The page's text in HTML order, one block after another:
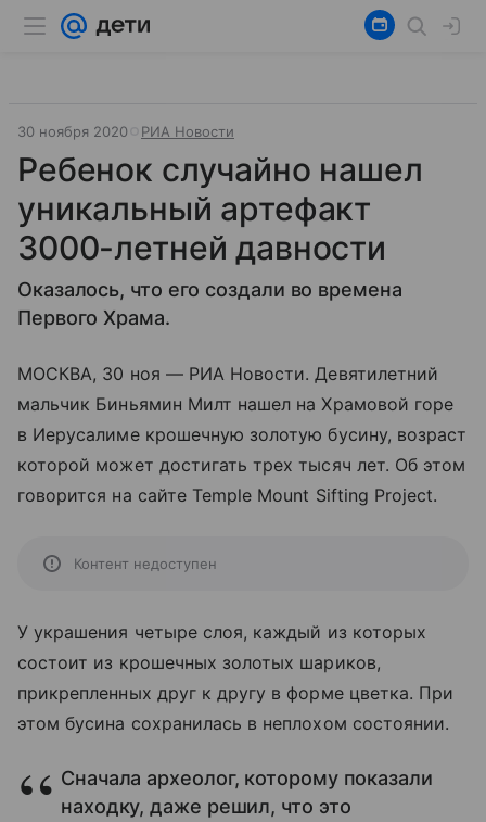
30 ноября 2020 РИА Новости
Ребенок случайно нашел
уникальный артефакт
3000-летней давности
Оказалось, что его создали во времена
Первого Храма.
МОСКВА, 30 ноя — РИА Новости. Девятилетний
мальчик Биньямин Милт нашел на Храмовой горе
в Иерусалиме крошечную золотую бусину, возраст
которой может достигать трех тысяч лет. Об этом
говорится на сайте Temple Mount Sifting Project.
Контент недоступен
У украшения четыре слоя, каждый из которых
состоит из крошечных золотых шариков,
прикрепленных друг к другу в форме цветка. При
этом бусина сохранилась в неплохом состоянии.
Сначала археолог, которому показали
находку, даже решил, что это